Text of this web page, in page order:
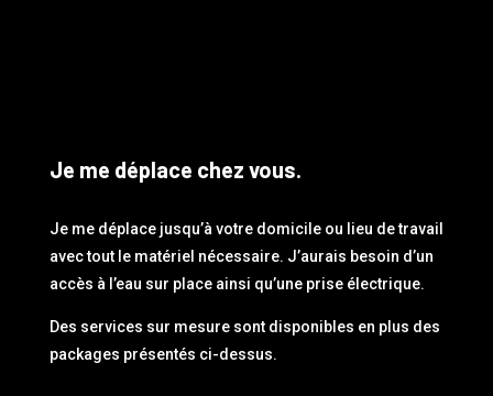
Je me déplace chez vous.
Je me déplace jusqu’à votre domicile ou lieu de travail
avec tout le matériel nécessaire. J’aurais besoin d’un
accès à l’eau sur place ainsi qu’une prise électrique.
Des services sur mesure sont disponibles en plus des
packages présentés ci-dessus.